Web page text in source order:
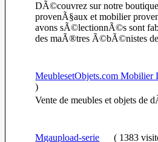
DÃ©couvrez sur notre
provenÃ§aux et mobilier
avons sÃ©lectionnÃ©s sont
des maÃ®tres Ã©bÃ©nistes
MeublesetObjets.com
)
Vente de meubles et objets de
Mgaupload-serie ( 1383